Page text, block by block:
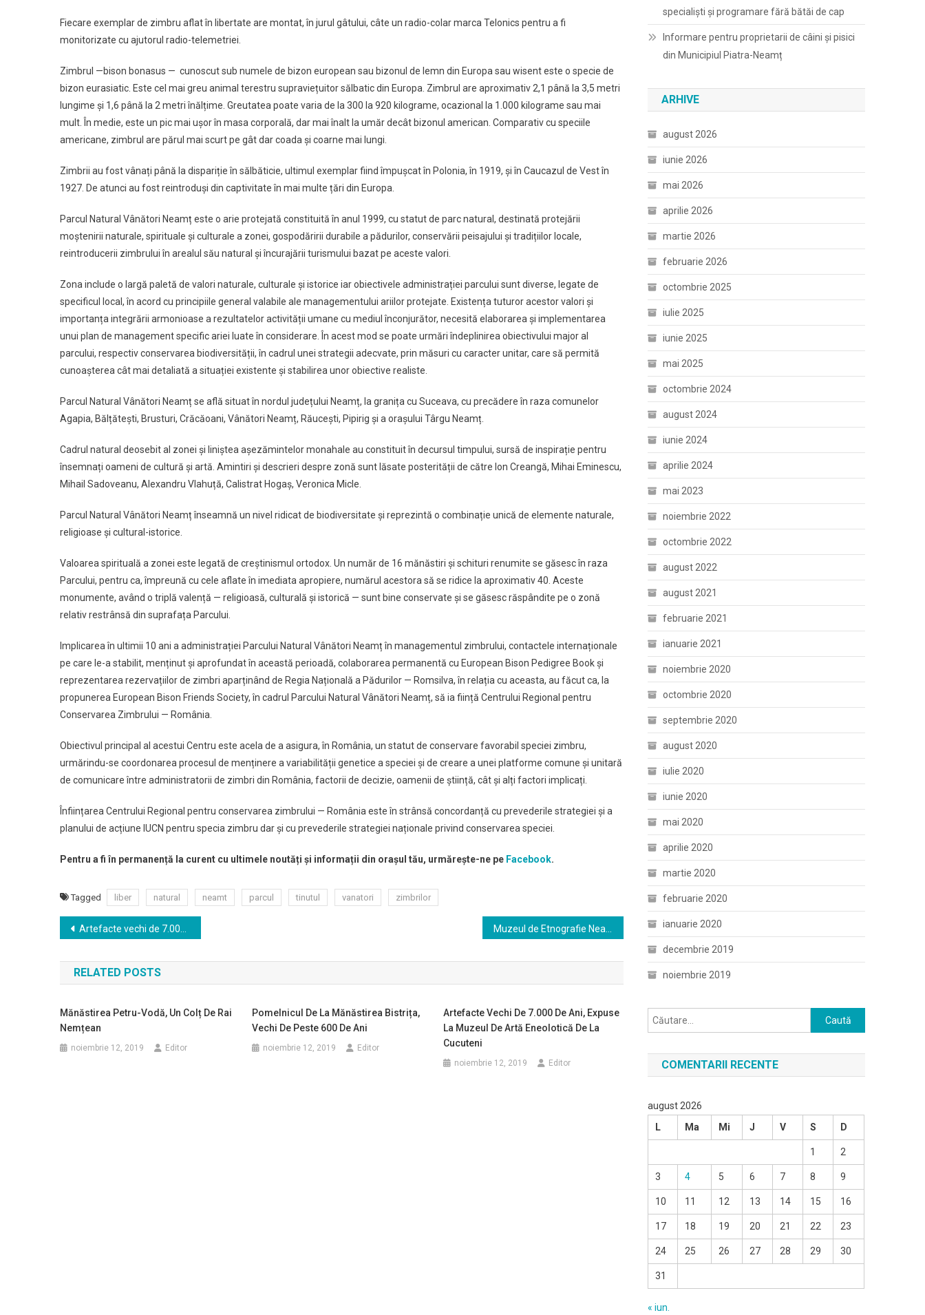
Fiecare exemplar de zimbru aflat în libertate are montat, în jurul gâtului, câte un radio-colar marca Telonics pentru a fi
monitorizate cu ajutorul radio-telemetriei.
Zimbrul —bison bonasus — cunoscut sub numele de bizon european sau bizonul de lemn din Europa sau wisent este o specie de
bizon eurasiatic. Este cel mai greu animal terestru supraviețuitor sălbatic din Europa. Zimbrul are aproximativ 2,1 până la 3,5 metri
lungime și 1,6 până la 2 metri înălțime. Greutatea poate varia de la 300 la 920 kilograme, ocazional la 1.000 kilograme sau mai
mult. În medie, este un pic mai ușor în masa corporală, dar mai înalt la umăr decât bizonul american. Comparativ cu speciile
americane, zimbrul are părul mai scurt pe gât dar coada și coarne mai lungi.
Zimbrii au fost vânați până la dispariție în sălbăticie, ultimul exemplar fiind împușcat în Polonia, în 1919, și în Caucazul de Vest în
1927. De atunci au fost reintroduși din captivitate în mai multe țări din Europa.
Parcul Natural Vânători Neamț este o arie protejată constituită în anul 1999, cu statut de parc natural, destinată protejării
moștenirii naturale, spirituale și culturale a zonei, gospodăririi durabile a pădurilor, conservării peisajului și tradițiilor locale,
reintroducerii zimbrului în arealul său natural și încurajării turismului bazat pe aceste valori.
Zona include o largă paletă de valori naturale, culturale și istorice iar obiectivele administrației parcului sunt diverse, legate de
specificul local, în acord cu principiile general valabile ale managementului ariilor protejate. Existența tuturor acestor valori și
importanța integrării armonioase a rezultatelor activității umane cu mediul înconjurător, necesită elaborarea și implementarea
unui plan de management specific ariei luate în considerare. În acest mod se poate urmări îndeplinirea obiectivului major al
parcului, respectiv conservarea biodiversității, în cadrul unei strategii adecvate, prin măsuri cu caracter unitar, care să permită
cunoașterea cât mai detaliată a situației existente și stabilirea unor obiective realiste.
Parcul Natural Vânători Neamț se află situat în nordul județului Neamț, la granița cu Suceava, cu precădere în raza comunelor
Agapia, Bălțătești, Brusturi, Crăcăoani, Vânători Neamț, Răucești, Pipirig și a orașului Târgu Neamț.
Cadrul natural deosebit al zonei și liniștea așezămintelor monahale au constituit în decursul timpului, sursă de inspirație pentru
însemnați oameni de cultură și artă. Amintiri și descrieri despre zonă sunt lăsate posterității de către Ion Creangă, Mihai Eminescu,
Mihail Sadoveanu, Alexandru Vlahuță, Calistrat Hogaș, Veronica Micle.
Parcul Natural Vânători Neamț înseamnă un nivel ridicat de biodiversitate și reprezintă o combinație unică de elemente naturale,
religioase și cultural-istorice.
Valoarea spirituală a zonei este legată de creștinismul ortodox. Un număr de 16 mănăstiri și schituri renumite se găsesc în raza
Parcului, pentru ca, împreună cu cele aflate în imediata apropiere, numărul acestora să se ridice la aproximativ 40. Aceste
monumente, având o triplă valență — religioasă, culturală și istorică — sunt bine conservate și se găsesc răspândite pe o zonă
relativ restrânsă din suprafața Parcului.
Implicarea în ultimii 10 ani a administrației Parcului Natural Vânători Neamț în managementul zimbrului, contactele internaționale
pe care le-a stabilit, menținut și aprofundat în această perioadă, colaborarea permanentă cu European Bison Pedigree Book și
reprezentarea rezervațiilor de zimbri aparținând de Regia Națională a Pădurilor — Romsilva, în relația cu aceasta, au făcut ca, la
propunerea European Bison Friends Society, în cadrul Parcului Natural Vânători Neamț, să ia ființă Centrului Regional pentru
Conservarea Zimbrului — România.
Obiectivul principal al acestui Centru este acela de a asigura, în România, un statut de conservare favorabil speciei zimbru,
urmărindu-se coordonarea procesul de menținere a variabilității genetice a speciei și de creare a unei platforme comune și unitară
de comunicare între administratorii de zimbri din România, factorii de decizie, oamenii de știință, cât și alți factori implicați.
Înființarea Centrului Regional pentru conservarea zimbrului — România este în strânsă concordanță cu prevederile strategiei și a
planului de acțiune IUCN pentru specia zimbru dar și cu prevederile strategiei naționale privind conservarea speciei.
Pentru a fi în permanență la curent cu ultimele noutăți și informații din orașul tău, urmărește-ne pe Facebook.
Tagged liber natural neamt parcul tinutul vanatori zimbrilor
Navigare
în
articole
Artefacte vechi de 7.000 de ani, expuse la Muzeul de Artă Eneolotică de la Cucuteni
RELATED POSTS
Mănăstirea Petru-Vodă, Un Colț De Rai
Nemțean
noiembrie 12, 2019 Editor
Pomelnicul De La Mănăstirea Bistrița,
Vechi De Peste 600 De Ani
noiembrie 12, 2019 Editor
Artefacte Vechi De 7.000 De Ani, Expuse
La Muzeul De Artă Eneolotică De La
Cucuteni
noiembrie 12, 2019 Editor
specialiști și programare fără bătăi de cap
Informare pentru proprietarii de câini și pisici
din Municipiul Piatra-Neamț
ARHIVE
august 2026
iunie 2026
mai 2026
aprilie 2026
martie 2026
februarie 2026
octombrie 2025
iulie 2025
iunie 2025
mai 2025
octombrie 2024
august 2024
iunie 2024
aprilie 2024
mai 2023
noiembrie 2022
octombrie 2022
august 2022
august 2021
februarie 2021
ianuarie 2021
noiembrie 2020
octombrie 2020
septembrie 2020
august 2020
iulie 2020
iunie 2020
mai 2020
aprilie 2020
martie 2020
februarie 2020
ianuarie 2020
decembrie 2019
noiembrie 2019
Caută
după:
COMENTARII RECENTE
august 2026
L
Ma Mi J V S D
1 2
3 4 5 6 7 8 9
10 11 12 13 14 15 16
17 18 19 20 21 22 23
24 25 26 27 28 29 30
31
« iun.